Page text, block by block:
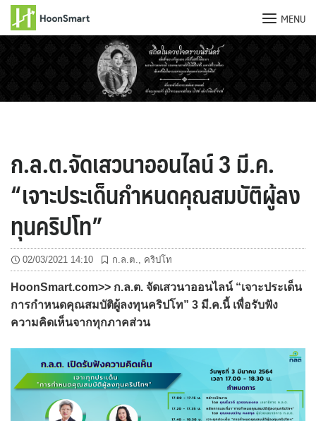
MENU
ก.ล.ต.จัดเสวนาออนไลน์ 3 มี.ค.
“เจาะประเด็นกำหนดคุณสมบัติผู้ลง
ทุนคริปโท”
02/03/2021 14:10 ก.ล.ต. คริปโท
HoonSmart.com>> ก.ล.ต. จัดเสวนาออนไลน์ “เจาะประเด็น
การกำหนดคุณสมบัติผู้ลงทุนคริปโท” 3 มี.ค.นี้ เพื่อรับฟัง
ความคิดเห็นจากทุกภาคส่วน